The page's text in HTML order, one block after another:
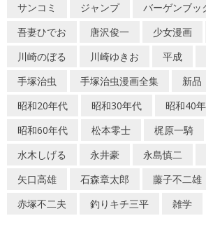
サンコミ
ジャンプ バーゲンブッ
吾妻ひでお
唐沢俊一 少女漫画
川崎のぼる
川崎ゆきお 平成
手塚治虫
手塚治虫漫画全集 新品
昭和20年代
昭和30年代 昭和40
昭和60年代
松本零士 梶原一騎
水木しげる
永井豪 永島慎二
矢口高雄
石森章太郎 藤子不二雄
赤塚不二夫
釣りキチ三平 雑学